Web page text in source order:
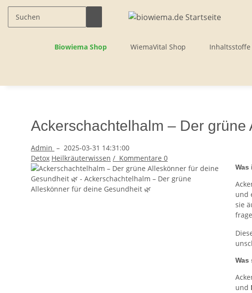
Biowiema Shop WiemaVital Shop Inhaltsstoffe
Ackerschachtelhalm – Der
Admin – 2025-03-31 14:31:00
Detox Heilkräuterwissen / Kommentare 0
Was
und
sie
Was
und